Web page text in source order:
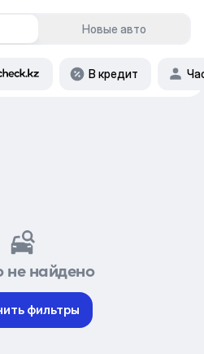
Новые авто
В кредит
не найдено
фильтры